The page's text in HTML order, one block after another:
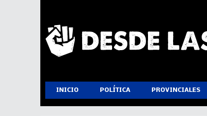
INICIO POLÍTICA PROVINCIALES